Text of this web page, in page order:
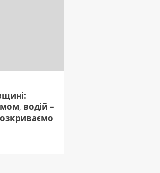
водій –